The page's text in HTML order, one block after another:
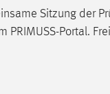
Sitzung der
Portal.